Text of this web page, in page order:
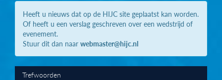
Heeft u nieuws dat op de HIJC site geplaatst kan worden.
Of heeft u een verslag geschreven over een wedstrijd of
evenement.
Stuur dit dan naar webmaster@hijc.nl
Trefwoorden